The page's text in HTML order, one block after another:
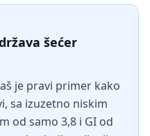
šećer
je pravi primer kako
sa izuzetno niskim
od samo 3,8 i GI od